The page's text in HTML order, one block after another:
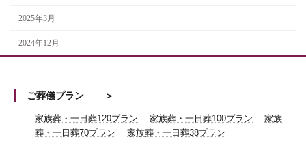
2025年3月
2024年12月
ご葬儀プラン
家族葬・一日葬120プラン 家族葬・一日葬100プラン
家族
葬・一日葬70プラン
家族葬・一日葬38プラン